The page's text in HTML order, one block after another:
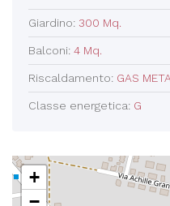
Giardino: 300 Mq.
Balconi: 4 Mq.
Riscaldamento: GAS
Classe energetica: G
+
−